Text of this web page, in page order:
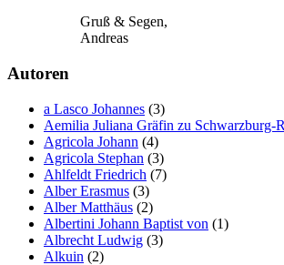
Gruß & Segen,
Andreas
Autoren
a Lasco Johannes (3)
Aemilia Juliana Gräfin zu Schwarzburg-
Agricola Johann (4)
Agricola Stephan (3)
Ahlfeldt Friedrich (7)
Alber Erasmus (3)
Alber Matthäus (2)
Albertini Johann Baptist von (1)
Albrecht Ludwig (3)
Alkuin (2)